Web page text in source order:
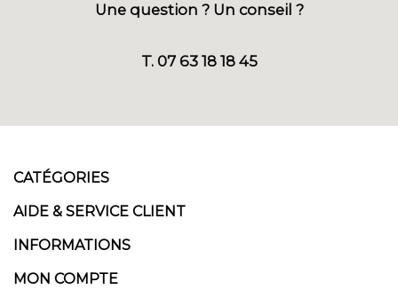
Une question ? Un conseil ?
T. 07 63 18 18 45
CATÉGORIES
AIDE & SERVICE CLIENT
INFORMATIONS
MON COMPTE